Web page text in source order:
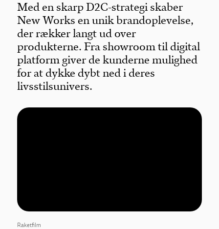
Med en skarp D2C-strategi skaber
New Works en unik brandoplevelse,
der rækker langt ud over
produkterne. Fra showroom til digital
platform giver de kunderne mulighed
for at dykke dybt ned i deres
livsstilsunivers.
Raketfilm